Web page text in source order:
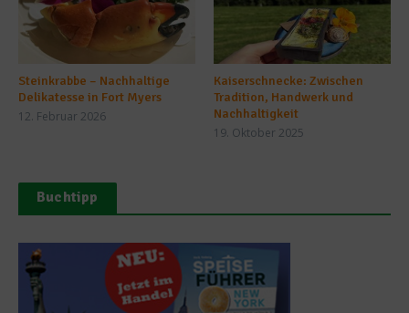
Steinkrabbe – Nachhaltige
Delikatesse in Fort Myers
12. Februar 2026
Kaiserschnecke: Zwischen
Tradition, Handwerk und
Nachhaltigkeit
19. Oktober 2025
Buchtipp